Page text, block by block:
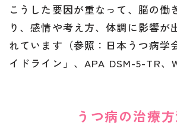
こうした要因が重なって、脳の働
り、感情や考え方、体調に影響が
れています（参照：日本うつ病学
イドライン」、APA DSM-5-TR、
うつ病の治療